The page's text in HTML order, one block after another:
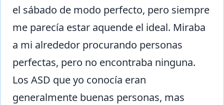
el sábado de modo perfecto, pero siempre
me parecía estar aquende el ideal. Miraba
a mi alrededor procurando personas
perfectas, pero no encontraba ninguna.
Los ASD que yo conocía eran
generalmente buenas personas, mas